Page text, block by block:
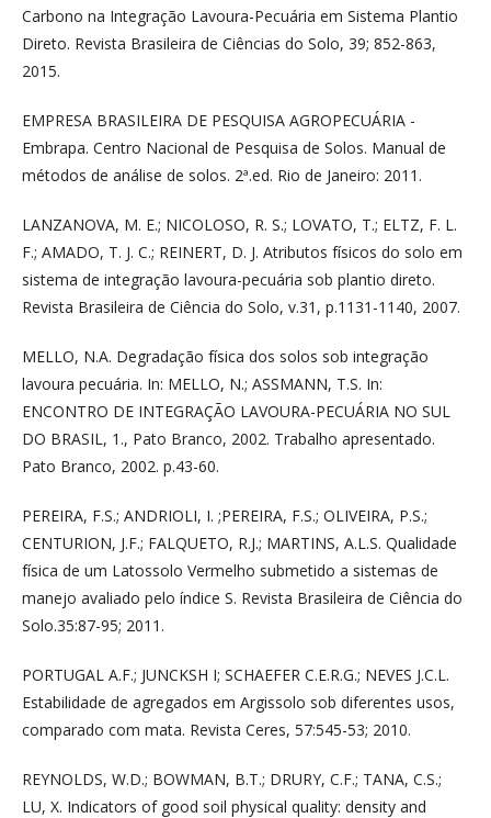
Carbono na Integração Lavoura-Pecuária em Sistema Plantio
Direto. Revista Brasileira de Ciências do Solo, 39; 852-863,
2015.
EMPRESA BRASILEIRA DE PESQUISA AGROPECUÁRIA -
Embrapa. Centro Nacional de Pesquisa de Solos. Manual de
métodos de análise de solos. 2ª.ed. Rio de Janeiro: 2011.
LANZANOVA, M. E.; NICOLOSO, R. S.; LOVATO, T.; ELTZ, F. L.
F.; AMADO, T. J. C.; REINERT, D. J. Atributos físicos do solo em
sistema de integração lavoura-pecuária sob plantio direto.
Revista Brasileira de Ciência do Solo, v.31, p.1131-1140, 2007.
MELLO, N.A. Degradação física dos solos sob integração
lavoura pecuária. In: MELLO, N.; ASSMANN, T.S. In:
ENCONTRO DE INTEGRAÇÃO LAVOURA-PECUÁRIA NO SUL
DO BRASIL, 1., Pato Branco, 2002. Trabalho apresentado.
Pato Branco, 2002. p.43-60.
PEREIRA, F.S.; ANDRIOLI, I. ;PEREIRA, F.S.; OLIVEIRA, P.S.;
CENTURION, J.F.; FALQUETO, R.J.; MARTINS, A.L.S. Qualidade
física de um Latossolo Vermelho submetido a sistemas de
manejo avaliado pelo índice S. Revista Brasileira de Ciência do
Solo.35:87-95; 2011.
PORTUGAL A.F.; JUNCKSH I; SCHAEFER C.E.R.G.; NEVES J.C.L.
Estabilidade de agregados em Argissolo sob diferentes usos,
comparado com mata. Revista Ceres, 57:545-53; 2010.
REYNOLDS, W.D.; BOWMAN, B.T.; DRURY, C.F.; TANA, C.S.;
LU, X. Indicators of good soil physical quality: density and